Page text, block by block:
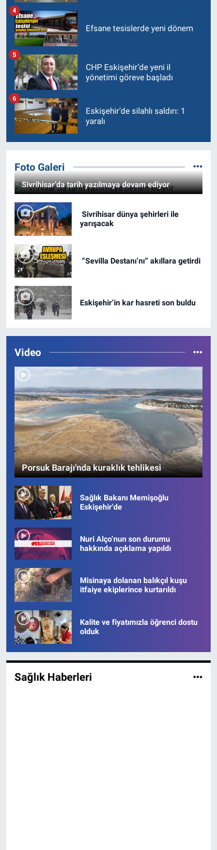
Efsane tesislerde yeni dönem
4
CHP Eskişehir’de yeni il
yönetimi göreve başladı
5
Eskişehir’de silahlı saldırı: 1
yaralı
6
Foto Galeri
Sivrihisar’da tarih yazılmaya devam ediyor
Sivrihisar dünya şehirleri ile
yarışacak
“Sevilla Destanı’nı” akıllara getirdi
Eskişehir’in kar hasreti son buldu
Video
Porsuk Barajı'nda kuraklık tehlikesi
Sağlık Bakanı Memişoğlu
Eskişehir'de
Nuri Alço’nun son durumu
hakkında açıklama yapıldı
Misinaya dolanan balıkçıl kuşu
itfaiye ekiplerince kurtarıldı
Kalite ve fiyatımızla öğrenci dostu
olduk
Sağlık Haberleri